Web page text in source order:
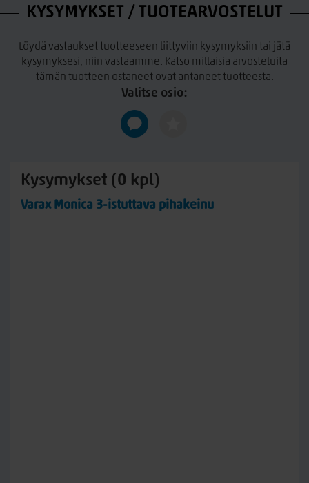
KYSYMYKSET / TUOTEARVOSTELUT
Löydä vastaukset tuotteeseen liittyviin kysymyksiin tai jätä
kysymyksesi, niin vastaamme. Katso millaisia arvosteluita
tämän tuotteen ostaneet ovat antaneet tuotteesta.
Valitse osio:
Kysymykset (0 kpl)
Varax Monica 3-istuttava pihakeinu